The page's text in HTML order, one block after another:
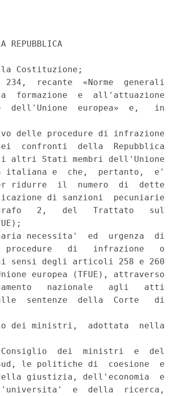
REPUBBLICA
Costituzione;
234,  recante  «Norme  generali
formazione  e  all'attuazione
dell'Unione  europea»  e,   in
delle procedure di infrazione
confronti  della  Repubblica
altri Stati membri dell'Unione
italiana e  che,  pertanto,  e'
ridurre  il  numero  di  dette
di sanzioni  pecuniarie
2,   del   Trattato   sul
necessita'  ed  urgenza  di
di   infrazione   o
sensi degli articoli 258 e 260
europea (TFUE), attraverso
nazionale   agli   atti
sentenze  della  Corte   di
dei ministri,  adottata  nella
dei  ministri  e  del
le politiche di  coesione  e
giustizia, dell'economia  e
e  della  ricerca,